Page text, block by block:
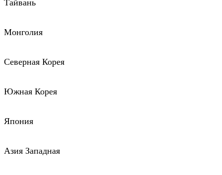
Тайвань
Монголия
Северная Корея
Южная Корея
Япония
Азия Западная